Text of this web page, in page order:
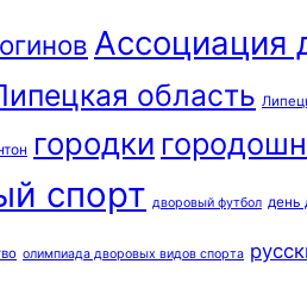
Ассоциация
область
городки
спорт дворовый футбол день
олимпиада дворовых видов спорта